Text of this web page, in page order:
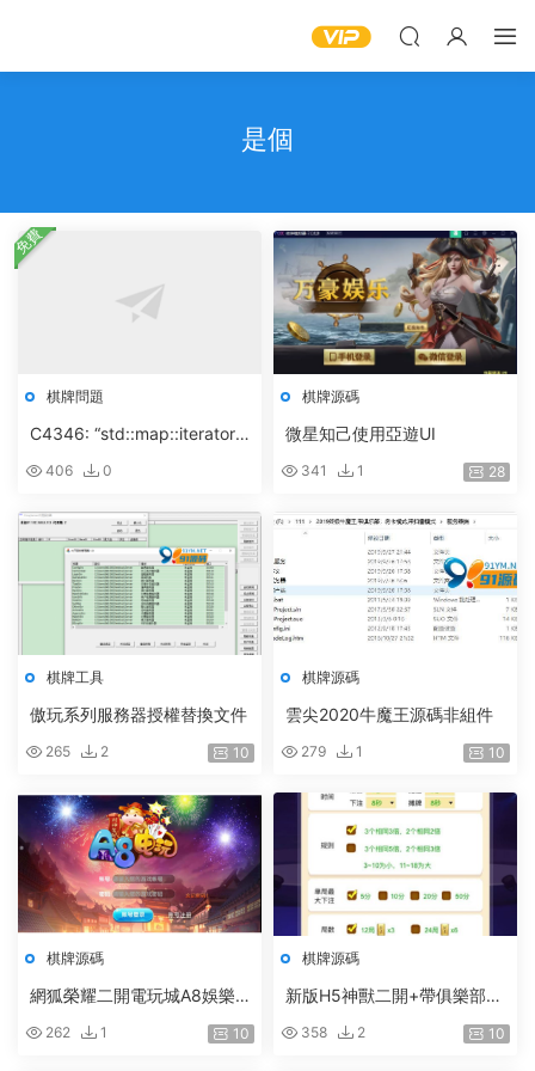
是個
棋牌問題
C4346: “std::map::iterator”
406 0
免費
棋牌源碼
微星知己使用亞遊UI
341 1 28
棋牌工具
傲玩系列服務器授權替換文件
265 2 10
棋牌源碼
雲尖2020牛魔王源碼非組件
279 1 10
棋牌源碼
網狐榮耀二開電玩城A8娛樂/
262 1 10
棋牌源碼
新版H5神獸二開+帶俱樂部大
358 2 10